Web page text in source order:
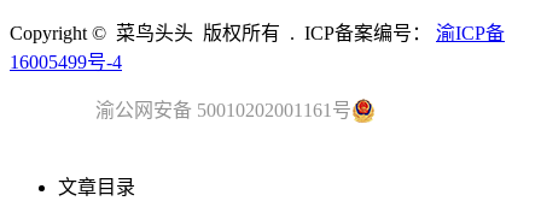
Copyright © 菜鸟头头 版权所有 . ICP备案编号： 渝ICP备
16005499号-4
渝公网安备 50010202001161号
文章目录